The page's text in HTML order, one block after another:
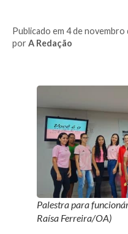
Publicado em 4 de novembro
por A Redação
Palestra para
Raísa Ferreira/OA)